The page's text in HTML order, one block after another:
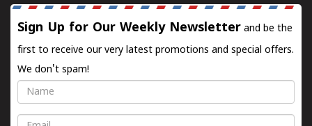
Sign Up for Our Weekly Newsletter and be the
first to receive our very latest promotions and special offers.
We don't spam!
Name
Email